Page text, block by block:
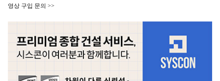
영상 구입 문의 >>